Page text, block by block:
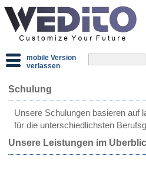
mobile Version
verlassen
Schulung
Unsere Schulungen basieren auf
für die unterschiedlichsten
Unsere Leistungen im